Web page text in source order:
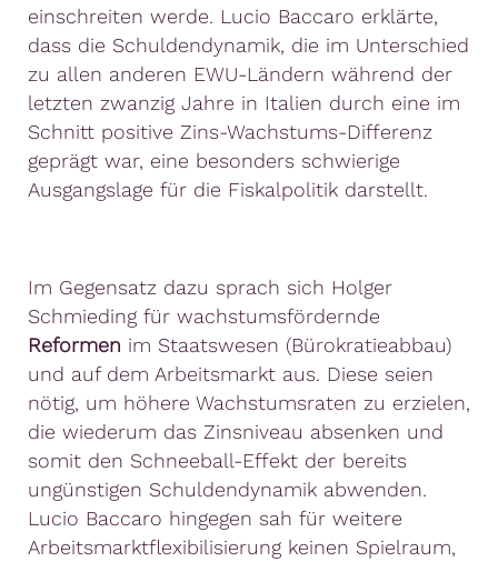
einschreiten werde. Lucio Baccaro erklärte,
dass die Schuldendynamik, die im Unterschied
zu allen anderen EWU-Ländern während der
letzten zwanzig Jahre in Italien durch eine im
Schnitt positive Zins-Wachstums-Differenz
geprägt war, eine besonders schwierige
Ausgangslage für die Fiskalpolitik darstellt.
Im Gegensatz dazu sprach sich Holger
Schmieding für wachstumsfördernde
Reformen im Staatswesen (Bürokratieabbau)
und auf dem Arbeitsmarkt aus. Diese seien
nötig, um höhere Wachstumsraten zu erzielen,
die wiederum das Zinsniveau absenken und
somit den Schneeball-Effekt der bereits
ungünstigen Schuldendynamik abwenden.
Lucio Baccaro hingegen sah für weitere
Arbeitsmarktflexibilisierung keinen Spielraum,